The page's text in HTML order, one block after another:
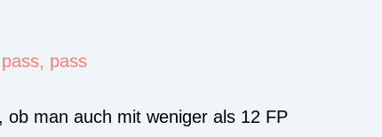
pass
man auch mit weniger als 12 FP